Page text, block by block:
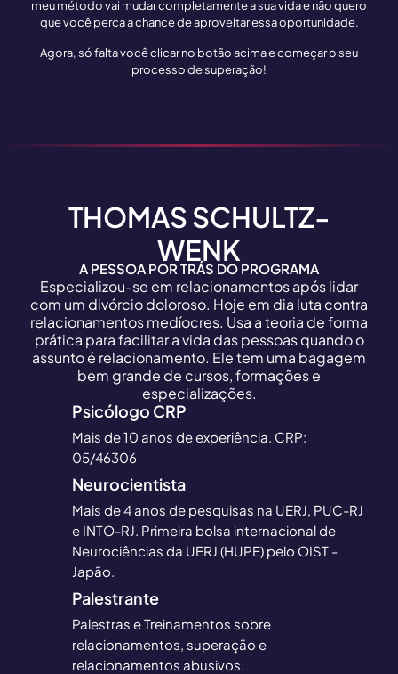
meu método vai mudar completamente a sua vida e não quero
que você perca a chance de aproveitar essa oportunidade.
Agora, só falta você clicar no botão acima e começar o seu
processo de superação!
THOMAS SCHULTZ-
WENK
A PESSOA POR TRÁS DO PROGRAMA
Especializou-se em relacionamentos após lidar
com um divórcio doloroso. Hoje em dia luta contra
relacionamentos medíocres. Usa a teoria de forma
prática para facilitar a vida das pessoas quando o
assunto é relacionamento. Ele tem uma bagagem
bem grande de cursos, formações e
especializações.
Psicólogo CRP
Mais de 10 anos de experiência. CRP:
05/46306
Neurocientista
Mais de 4 anos de pesquisas na UERJ, PUC-RJ
e INTO-RJ. Primeira bolsa internacional de
Neurociências da UERJ (HUPE) pelo OIST -
Japão.
Palestrante
Palestras e Treinamentos sobre
relacionamentos, superação e
relacionamentos abusivos.